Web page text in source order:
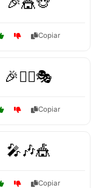
Copiar
🎉🤹‍♀️🎭
Copiar
🎤🎶🎪
Copiar